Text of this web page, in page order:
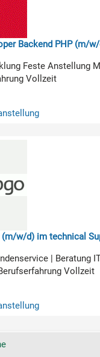
Backend PHP (m/
Feste Anstellung
Vollzeit
(m/w/d) im technical
| Beratung
Vollzeit